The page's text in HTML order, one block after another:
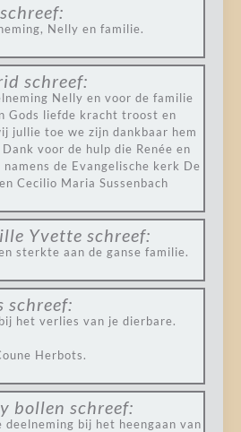
schreef:
Nelly en familie.
schreef:
Nelly en voor de familie
Gods liefde kracht troost en
jullie toe we zijn dankbaar hem
voor de hulp die Renée en
de Evangelische kerk De
Cecilio Maria Sussenbach
Yvette schreef:
sterkte aan de ganse familie.
schreef:
het verlies van je dierbare.
Herbots.
bollen schreef:
deelneming bij het heengaan van